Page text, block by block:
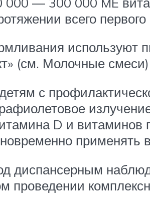
всего первого
(см. Молочные
с
D и витаминов
диспансерным